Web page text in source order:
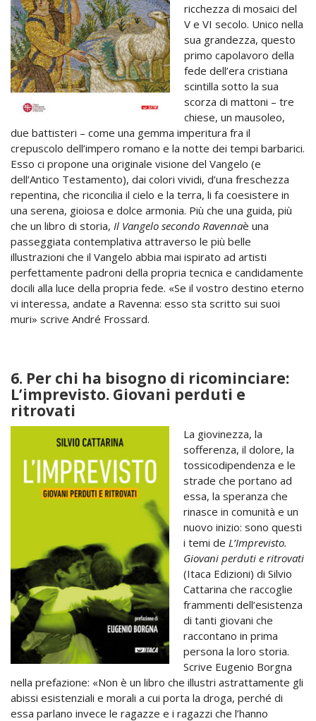
ricchezza di mosaici del
V e VI secolo. Unico nella
sua grandezza, questo
primo capolavoro della
fede dell’era cristiana
scintilla sotto la sua
scorza di mattoni – tre
chiese, un mausoleo,
due battisteri – come una gemma imperitura fra il
crepuscolo dell’impero romano e la notte dei tempi barbarici.
Esso ci propone una originale visione del Vangelo (e
dell’Antico Testamento), dai colori vividi, d’una freschezza
repentina, che riconcilia il cielo e la terra, li fa coesistere in
una serena, gioiosa e dolce armonia. Più che una guida, più
che un libro di storia, Il Vangelo secondo Ravennaè una
passeggiata contemplativa attraverso le più belle
illustrazioni che il Vangelo abbia mai ispirato ad artisti
perfettamente padroni della propria tecnica e candidamente
docili alla luce della propria fede. «Se il vostro destino eterno
vi interessa, andate a Ravenna: esso sta scritto sui suoi
muri» scrive André Frossard.
6. Per chi ha bisogno di ricominciare:
L’imprevisto. Giovani perduti e
ritrovati
La giovinezza, la
sofferenza, il dolore, la
tossicodipendenza e le
strade che portano ad
essa, la speranza che
rinasce in comunità e un
nuovo inizio: sono questi
i temi de L’Imprevisto.
Giovani perduti e ritrovati
(Itaca Edizioni) di Silvio
Cattarina che raccoglie
frammenti dell’esistenza
di tanti giovani che
raccontano in prima
persona la loro storia.
Scrive Eugenio Borgna
nella prefazione: «Non è un libro che illustri astrattamente gli
abissi esistenziali e morali a cui porta la droga, perché di
essa parlano invece le ragazze e i ragazzi che l’hanno